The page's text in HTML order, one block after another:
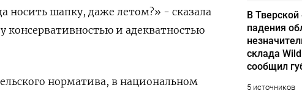
носить шапку, даже летом?» - сказала
консервативностью и адекватностью
норматива, в национальном